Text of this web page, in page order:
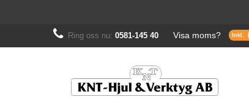
Ring oss nu: 0581-145 40 Visa moms?